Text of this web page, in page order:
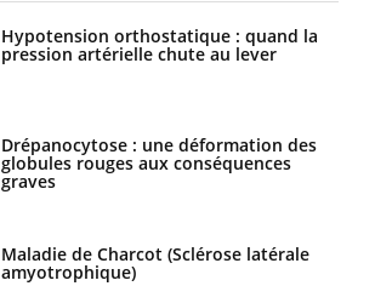
Hypotension orthostatique : quand la
pression artérielle chute au lever
Drépanocytose : une déformation des
globules rouges aux conséquences
graves
Maladie de Charcot (Sclérose latérale
amyotrophique)